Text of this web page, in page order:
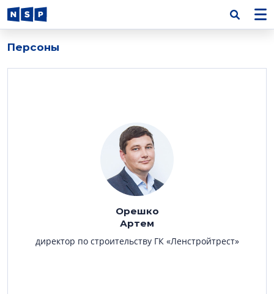
Персоны
Орешко
Артем
директор по строительству ГК «Ленстройтрест»